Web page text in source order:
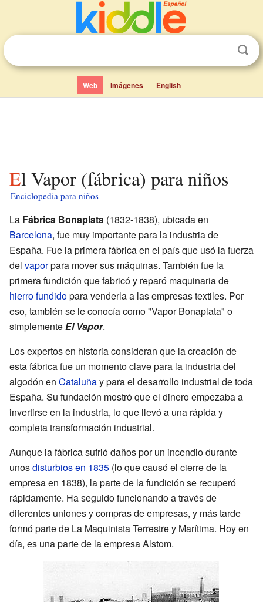
Web Imágenes English
El Vapor (fábrica) para niños
Enciclopedia para niños
La Fábrica Bonaplata (1832-1838), ubicada en
Barcelona, fue muy importante para la industria de
España. Fue la primera fábrica en el país que usó la fuerza
del vaporpara mover sus máquinas. También fue la
primera fundición que fabricó y reparó maquinaria de
hierro fundidopara venderla a las empresas textiles. Por
eso, también se le conocía como "Vapor Bonaplata" o
simplementeEl Vapor.
Los expertos en historia consideran que la creación de
esta fábrica fue un momento clave para la industria del
algodón en Cataluñay para el desarrollo industrial de toda
España. Su fundación mostró que el dinero empezaba a
invertirse en la industria, lo que llevó a una rápida y
completa transformación industrial.
Aunque la fábrica sufrió daños por un incendio durante
unosdisturbios en 1835 (lo que causó el cierre de la
empresa en 1838), la parte de la fundición se recuperó
rápidamente. Ha seguido funcionando a través de
diferentes uniones y compras de empresas, y más tarde
formó parte de La Maquinista Terrestre y Marítima. Hoy en
día, es una parte de la empresa Alstom.